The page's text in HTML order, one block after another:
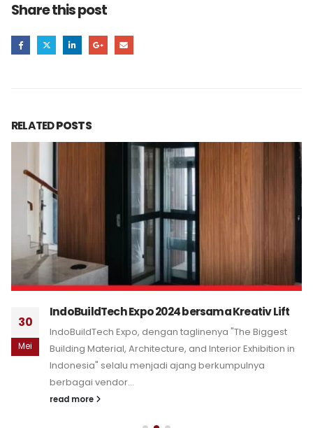
Share this post
RELATEDPOSTS
30
Mei
IndoBuildTech Expo 2024 bersama Kreativ Lift
IndoBuildTech Expo, dengan taglinenya "The Biggest
Building Material, Architecture, and Interior Exhibition in
Indonesia" selalu menjadi ajang berkumpulnya
berbagai vendor...
read more